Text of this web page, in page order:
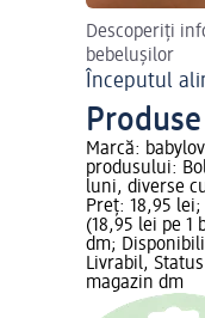
Descoperiți
bebelușilor
Începutul
Marcă:
produsului:
luni, diverse
Preț: 18,95
(18,95 lei pe 1
dm;
Livrabil,
magazin dm